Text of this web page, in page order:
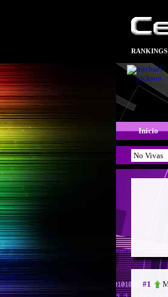
RANKINGS
Inicio
#1